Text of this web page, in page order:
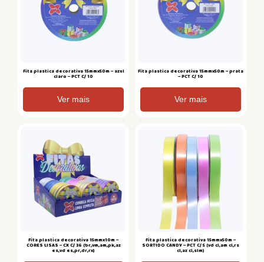
Fita plastica decorativa 15mmx50m – azul
claro – PCT C/ 10
Ver mais
Fita plastica decorativa 15mmx50m – prata
– PCT C/ 10
Ver mais
Fita plastica decorativa 15mmx10m –
CORES LISAS – CX C/ 36 (br,vm,am,pk,az
es,vd es,pr,dr,rx)
Fita plastica decorativa 15mmx50m –
SORTIDO CANDY – PCT C/ 5 (vd cl,am cl,rs
cl,az cl,slm)